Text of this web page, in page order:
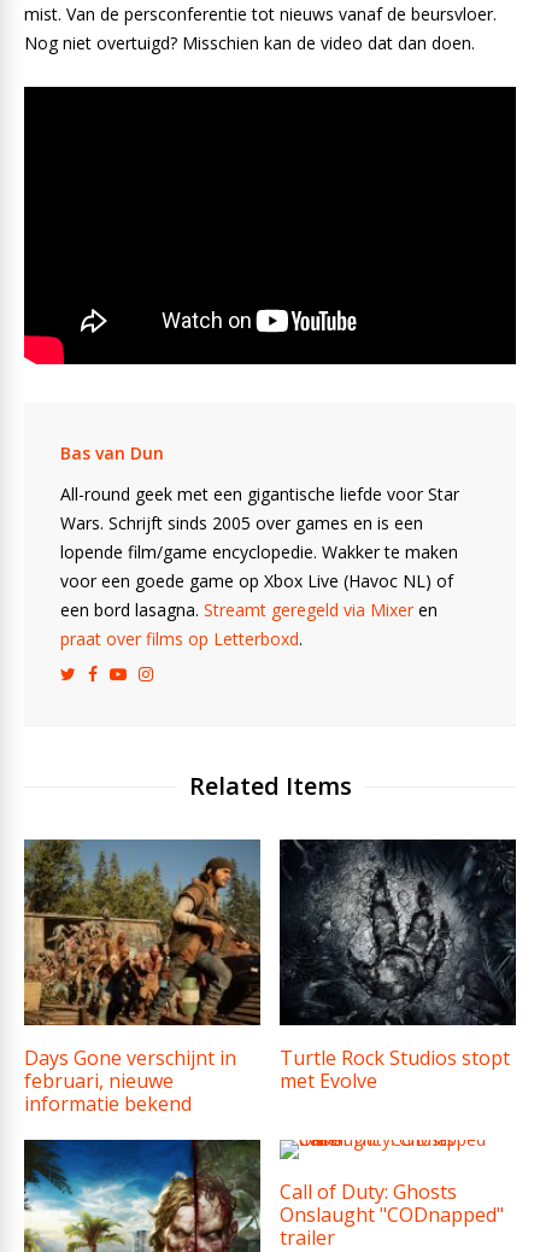
mist. Van de persconferentie tot nieuws vanaf de beursvloer.
Nog niet overtuigd? Misschien kan de video dat dan doen.
Bas van Dun
All-round geek met een gigantische liefde voor Star
Wars. Schrijft sinds 2005 over games en is een
lopende film/game encyclopedie. Wakker te maken
voor een goede game op Xbox Live (Havoc NL) of
een bord lasagna. Streamt geregeld via Mixeren
praat over films op Letterboxd.
Related Items
Days Gone verschijnt in
februari, nieuwe
informatie bekend
Turtle Rock Studios stopt
met Evolve
Call of Duty: Ghosts
Onslaught "CODnapped"
trailer